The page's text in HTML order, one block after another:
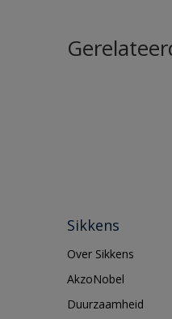
Sikkens
Over Sikkens
AkzoNobel
Duurzaamheid